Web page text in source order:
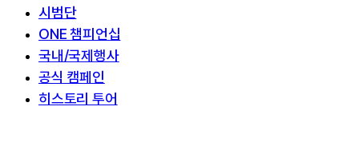
시범단
ONE 챔피언십
국내/국제행사
공식 캠페인
히스토리 투어